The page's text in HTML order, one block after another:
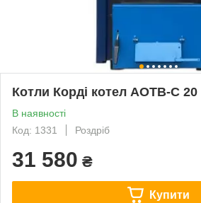
Котли Корді котел АОТВ-С 20
В наявності
Код: 1331
Роздріб
31 580 ₴
Купити